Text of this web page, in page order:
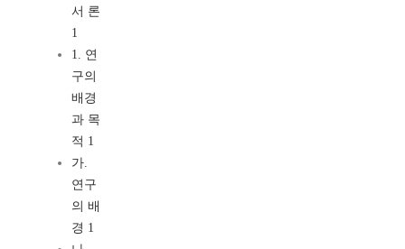
서 론
1
1. 연
구의
배경
과 목
적 1
가.
연구
의 배
경 1